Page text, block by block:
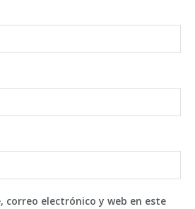
correo electrónico y web en este